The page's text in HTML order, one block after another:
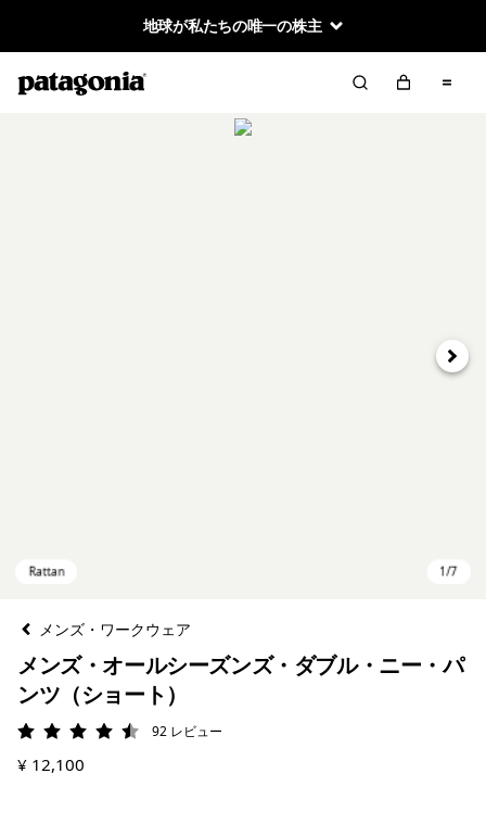
地球が私たちの唯一の株主
次へ
メンズ・ワークウェア
メンズ・オールシーズンズ・ダブル・ニー・パ
ンツ（ショート）
評価: 4.5 / 5
92 レビュー
¥ 12,100